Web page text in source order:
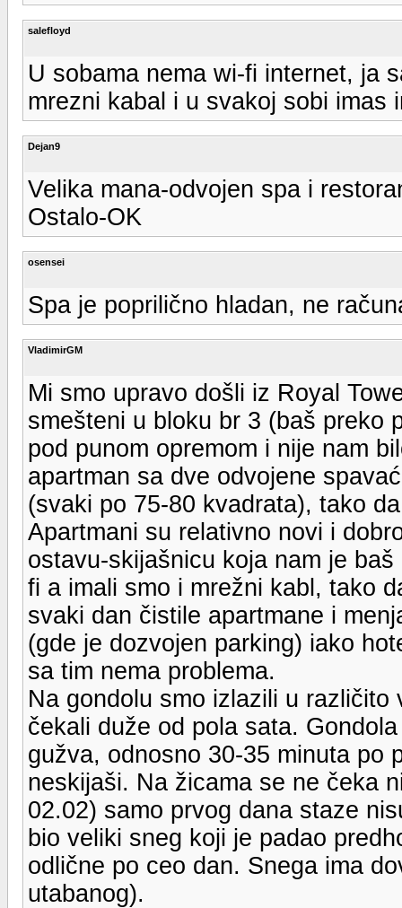
salefloyd
U sobama nema wi-fi internet, ja
mrezni kabal i u svakoj sobi imas
Dejan9
Velika mana-odvojen spa i
Ostalo-OK
osensei
Spa je poprilično hladan, ne
VladimirGM
Mi smo upravo došli iz Royal
smešteni u bloku br 3 (baš preko
pod punom opremom i nije nam
apartman sa dve odvojene
(svaki po 75-80 kvadrata), tako
Apartmani su relativno novi i
ostavu-skijašnicu koja nam je
fi a imali smo i mrežni kabl, tako
svaki dan čistile apartmane i
(gde je dozvojen parking) iako
sa tim nema problema.
Na gondolu smo izlazili u
čekali duže od pola sata.
gužva, odnosno 30-35 minuta po
neskijaši. Na žicama se ne čeka
02.02) samo prvog dana staze
bio veliki sneg koji je padao
odlične po ceo dan. Snega ima
utabanog).